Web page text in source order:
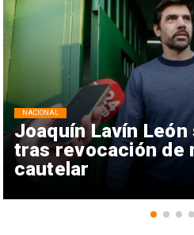
Joaquín Lavín
tras revocación de
cautelar
NACIONAL